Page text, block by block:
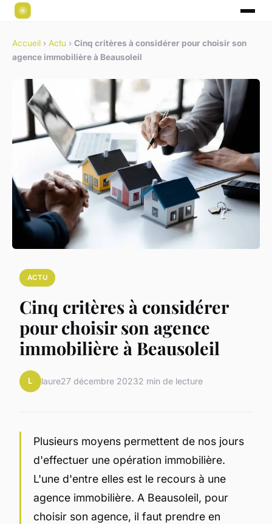
Accueil › Actu › Cinq critères à considérer pour choisir son
agence immobilière à Beausoleil
ACTU
Cinq critères à considérer
pour choisir son agence
immobilière à Beausoleil
L laure27 décembre 20232 min de lecture
Plusieurs moyens permettent de nos jours
d'effectuer une opération immobilière.
L'une d'entre elles est le recours à une
agence immobilière. A Beausoleil, pour
choisir son agence, il faut prendre en